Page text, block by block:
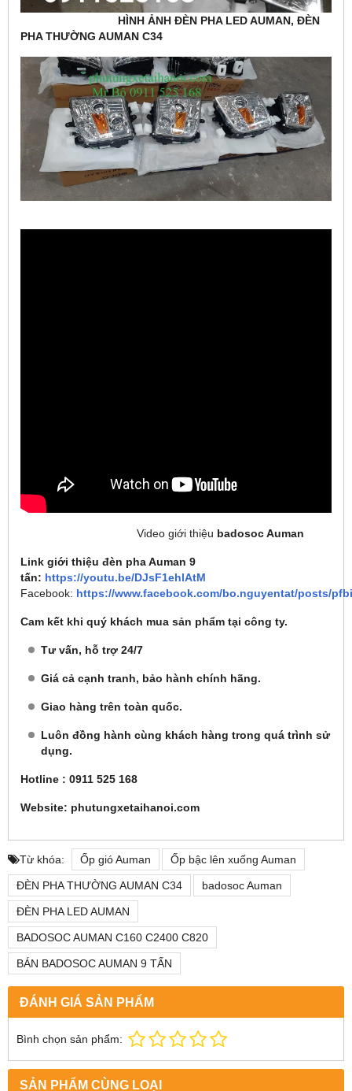
HÌNH ẢNH ĐÈN PHA LED AUMAN, ĐÈN
PHA THƯỜNG AUMAN C34
Video giới thiệu badosoc Auman
Link giới thiệu đèn pha Auman 9
tấn: https://youtu.be/DJsF1ehlAtM
Facebook: https://www.facebook.com/bo.nguyentat/posts/
Cam kết khi quý khách mua sản phẩm tại công ty.
Tư vấn, hỗ trợ 24/7
Giá cả cạnh tranh, bảo hành chính hãng.
Giao hàng trên toàn quốc.
Luôn đồng hành cùng khách hàng trong quá trình sử
dụng.
Hotline : 0911 525 168
Website: phutungxetaihanoi.com
Từ khóa: Ốp gió Auman Ốp bậc lên xuống Auman
ĐÈN PHA THƯỜNG AUMAN C34 badosoc Auman
ĐÈN PHA LED AUMAN
BADOSOC AUMAN C160 C2400 C820
BÁN BADOSOC AUMAN 9 TẤN
ĐÁNH GIÁ SẢN PHẨM
Bình chọn sản phẩm:
SẢN PHẨM CÙNG LOẠI